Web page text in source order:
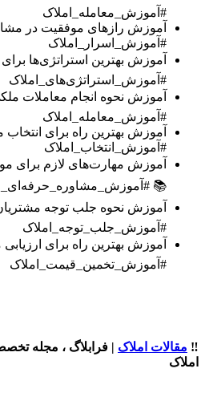
#آموزش_معامله_املاک
آموزش رازهای موفقیت در
#آموزش_اسرار_املاک
آموزش بهترین استراتژی‌ها
#آموزش_استراتژی‌های_املاک
آموزش نحوه انجام معاملات
#آموزش_معامله_املاک
آموزش بهترین راه برای
#آموزش_انتخاب_املاک
آموزش مهارت‌های لازم برای
📚
آموزش نحوه جلب توجه
#آموزش_جلب_توجه_املاک
آموزش بهترین راه برای
#آموزش_تخمین_قیمت_املاک
‼️ مقالات املاک | فرابلاگ ، مجله
املاک